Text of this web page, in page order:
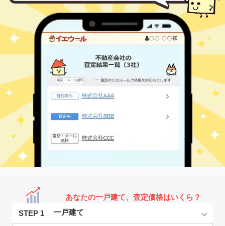
あなたの一戸建て、査定価格はいくら？
STEP 1